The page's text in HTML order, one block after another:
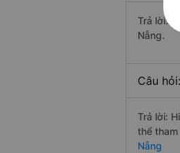
Trả lời:
Nẵng.
Câu
Trả lời:
thể
Nẵng